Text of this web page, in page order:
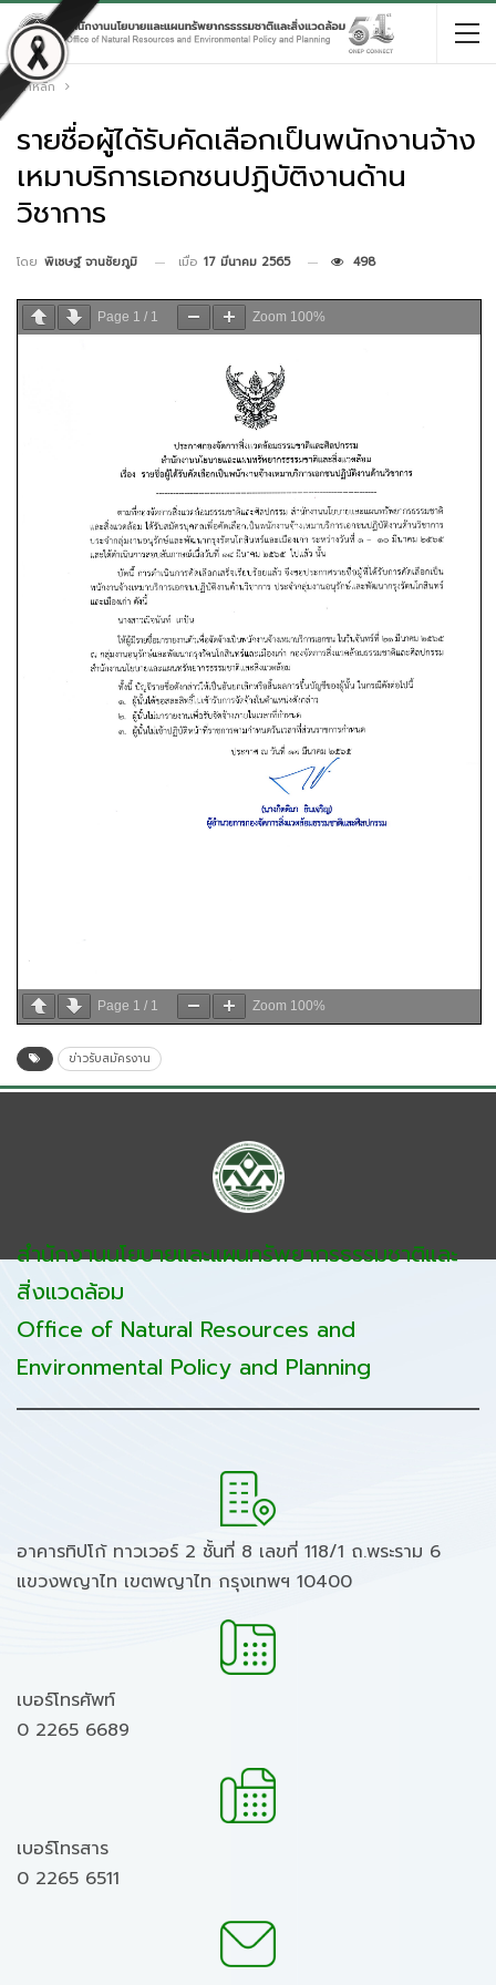
หน้าหลัก
รายชื่อผู้ได้รับคัดเลือกเป็นพนักงานจ้าง
เหมาบริการเอกชนปฏิบัติงานด้าน
วิชาการ
โดย พิเชษฐ์ จานชัยภูมิ เมื่อ 17 มีนาคม 2565 498
Page 1 / 1 Zoom 100%
Page 1 / 1 Zoom 100%
ข่าวรับสมัครงาน
สำนักงานนโยบายและแผนทรัพยากรธรรมชาติและ
สิ่งแวดล้อม
Office of Natural Resources and
Environmental Policy and Planning
อาคารทิปโก้ ทาวเวอร์ 2 ชั้นที่ 8 เลขที่ 118/1 ถ.พระราม 6
แขวงพญาไท เขตพญาไท กรุงเทพฯ 10400
เบอร์โทรศัพท์
0 2265 6689
เบอร์โทรสาร
0 2265 6511